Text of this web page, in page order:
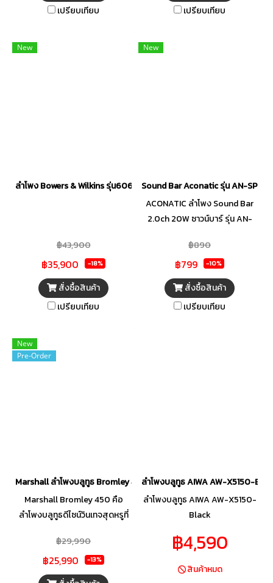
เปรียบเทียบ
เปรียบเทียบ
New
ลำโพง Bowers & Wilkins รุ่น606 S3
฿43,900
฿35,900 -18%
สั่งซื้อสินค้า
เปรียบเทียบ
New
Sound Bar Aconatic รุ่น AN-SP178
ACONATIC ลำโพง Sound Bar
2.0ch 20W ซาวน์บาร์ รุ่น AN-
฿890
฿799 -10%
สั่งซื้อสินค้า
เปรียบเทียบ
New
Pre-Order
Marshall ลำโพงบลูทูธ Bromley 450 Black
Marshall Bromley 450 คือ
ลำโพงบลูทูธดีไซน์วินเทจสุดหรูที่
และรายละเอียดเสียงที่คมชัด มา
พร้อมเอกลักษณ์หน้าตาแบบ
แอมป์กีตาร์คลาสสิก เหมาะ
฿29,990
฿25,990 -13%
ลำโพงบลูทูธ AIWA AW-X5150-
ลำโพงบลูทูธ AIWA AW-X5150-
Black
฿4,590
สินค้าหมด